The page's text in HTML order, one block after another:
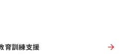
育訓練支援